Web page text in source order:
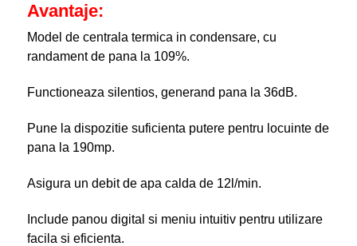
Avantaje:
Model de centrala termica in condensare, cu
randament de pana la 109%.
Functioneaza silentios, generand pana la 36dB.
Pune la dispozitie suficienta putere pentru locuinte de
pana la 190mp.
Asigura un debit de apa calda de 12l/min.
Include panou digital si meniu intuitiv pentru utilizare
facila si eficienta.